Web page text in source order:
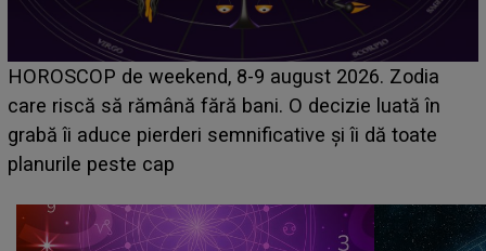
Emanuel a ținut ACEST DETALIU ASCUNS până
acum! În fața Alexandrei, concurentul din Casa Iubirii
face o MĂRTURISIRE NEAȘTEPTATĂ despre mama
sa: "I-am spus și ei în față, eu nu te iubesc pentru